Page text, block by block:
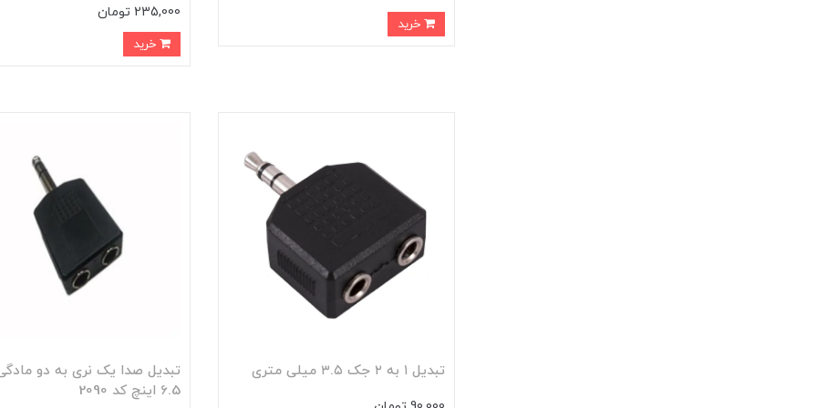
235,000 تومان
خرید
تبدیل ۱ به ۲ جک ۳.۵ میلی متری
تبدیل صدا یک نری به دو
6.5 اینچ کد 2090